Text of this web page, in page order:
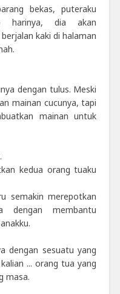
bekas, puteraku
harinya, dia akan
kaki di halaman
dengan tulus. Meski
mainan cucunya, tapi
mainan untuk
kedua orang tuaku
semakin merepotkan
dengan membantu
dengan sesuatu yang
... orang tua yang
masa.